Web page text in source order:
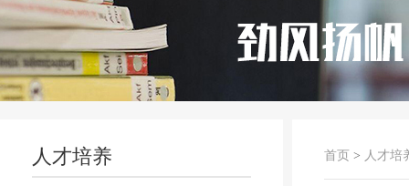
人才培养 首页 > 人才培